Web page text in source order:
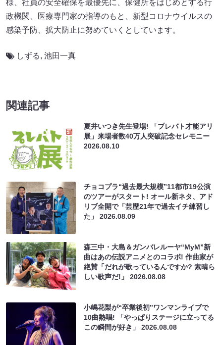
様、社員の安全確保を最優先に、保健所をはじめとする行
政機関、医療専門家の指導のもと、新型コロナウイルスの
感染予防、拡大防止に努めていくとしています。
しずる, 池田一真
関連記事
夏井いつき先生登場! 「プレバト才能アリ
展」来場者数40万人突破記念セレモニー
2026.08.10
チョコプラ“過去最大規模”11都市19公演
のツアーがスタート! オール新ネタ、アド
リブ全開で「芸歴21年で過去イチ練習し
た」2026.08.09
森三中・大島＆ガンバレルーヤ“MyM”新
曲はあの伝説アニメとのコラボ! 作曲家が
絶賛「だれが歌っているんですか? 素晴ら
しい歌声だ!」2026.08.08
小嶋花梨が“卒業後初”ワンマンライブで
10曲熱唱! 「やっぱりステージに立ってる
この瞬間が好き」2026.08.08